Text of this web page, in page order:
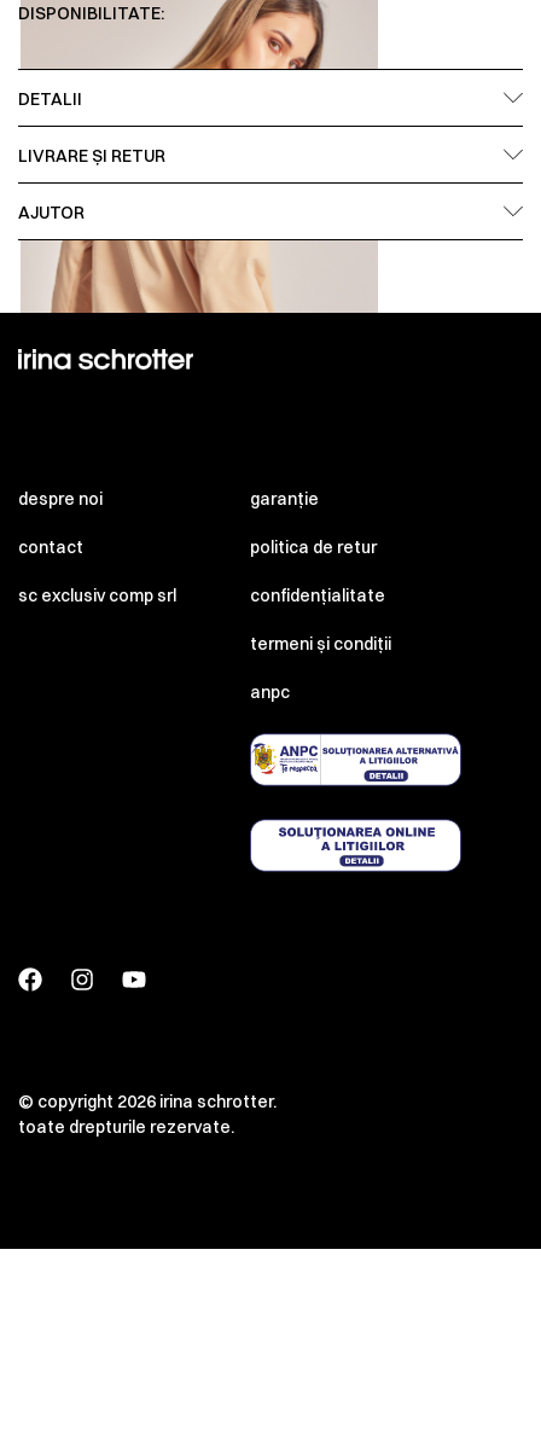
DISPONIBILITATE:
DETALII
LIVRARE ȘI RETUR
AJUTOR
despre noi
contact
sc exclusiv comp srl
garanție
politica de retur
confidențialitate
termeni și condiții
anpc
© copyright 2026 irina schrotter.
toate drepturile rezervate.